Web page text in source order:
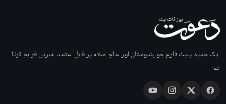
ایک جدید پلیٹ فارم جو ہندوستان اور عالمِ اسلام پر قابلِ اعتماد خبریں فراہم کرتا
ہے۔